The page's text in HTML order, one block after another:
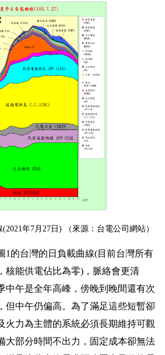
年7月27日) （來源：台電公司網站）
1的台灣的日負載曲線(目前台灣所有
核能供電佔比為零)，脈絡會更清
中午是全年高峰，傍晚到晚間還有次
但中午仍偏高。為了滿足這些短暫卻
火力為主體的系統必須長期維持可觀
大部分時間不出力，固定成本卻無法